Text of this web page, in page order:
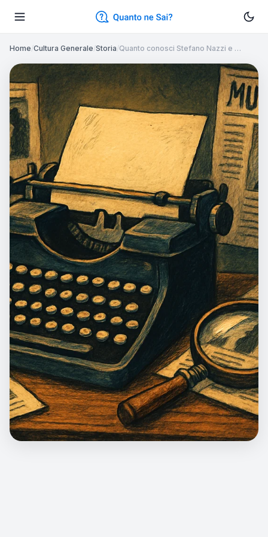
Home/Cultura Generale/Storia/Quanto conosci Stefano Nazzi e …